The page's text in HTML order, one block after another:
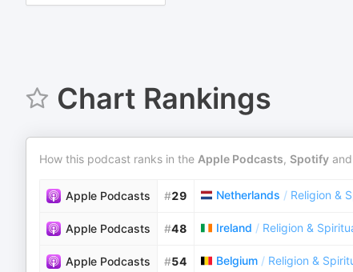
Chart Rankings
How this podcast ranks in the Apple Podcasts, Spotify and
Apple Podcasts #29 Netherlands / Religion &
Apple Podcasts #48 Ireland / Religion &
Apple Podcasts #54 Belgium / Religion &